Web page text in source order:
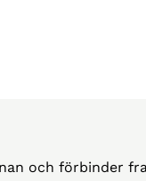
och förbinder